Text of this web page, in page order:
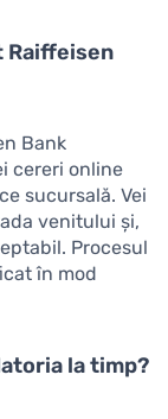
Raiffeisen
Bank
cereri online
sucursală. Vei
venitului și,
Procesul
în mod
la timp?